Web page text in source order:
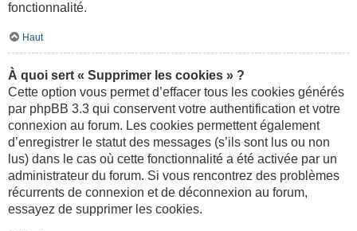
fonctionnalité.
Haut
À quoi sert « Supprimer les cookies » ?
Cette option vous permet d’effacer tous les cookies générés
par phpBB 3.3 qui conservent votre authentification et votre
connexion au forum. Les cookies permettent également
d’enregistrer le statut des messages (s’ils sont lus ou non
lus) dans le cas où cette fonctionnalité a été activée par un
administrateur du forum. Si vous rencontrez des problèmes
récurrents de connexion et de déconnexion au forum,
essayez de supprimer les cookies.